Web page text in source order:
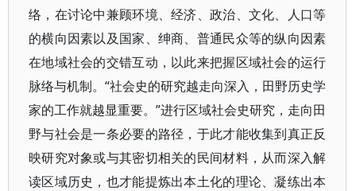
络，在讨论中兼顾环境、经济、政治、文化、人口等
的横向因素以及国家、绅商、普通民众等的纵向因素
在地域社会的交错互动，以此来把握区域社会的运行
脉络与机制。“社会史的研究越走向深入，田野历史学
家的工作就越显重要。”进行区域社会史研究，走向田
野与社会是一条必要的路径，于此才能收集到真正反
映研究对象或与其密切相关的民间材料，从而深入解
读区域历史，也才能提炼出本土化的理论、凝练出本